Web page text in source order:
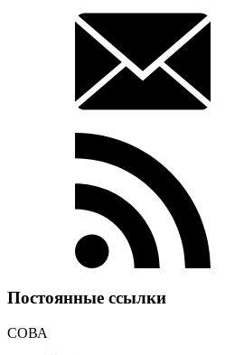
Постоянные ссылки
СОВА